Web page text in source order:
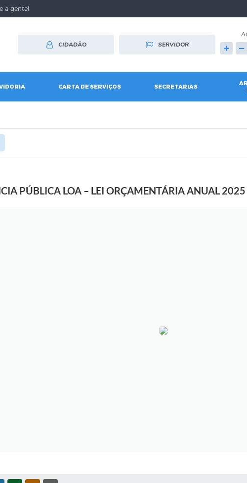
a gente!
CIDADÃO SERVIDOR
CARTA DE SERVIÇOS SECRETARIAS
PÚBLICA LOA – LEI ORÇAMENTÁRIA ANUAL 2025